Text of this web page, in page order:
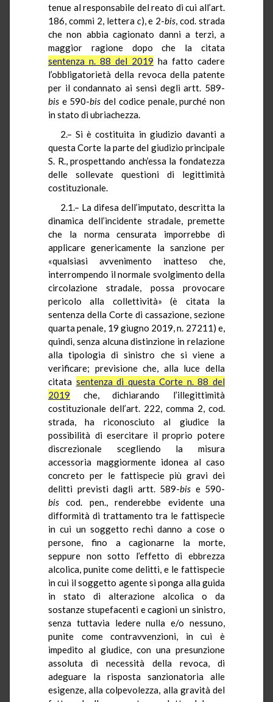
tenue al responsabile del reato di cui all’art.
186, commi 2, lettera c), e 2-bis, cod. strada
che non abbia cagionato danni a terzi, a
maggior ragione dopo che la citata
sentenza n. 88 del 2019 ha fatto cadere
l’obbligatorietà della revoca della patente
per il condannato ai sensi degli artt. 589-
bis e 590-bis del codice penale, purché non
in stato di ubriachezza.
2.– Si è costituita in giudizio davanti a
questa Corte la parte del giudizio principale
S. R., prospettando anch’essa la fondatezza
delle sollevate questioni di legittimità
costituzionale.
2.1.– La difesa dell’imputato, descritta la
dinamica dell’incidente stradale, premette
che la norma censurata imporrebbe di
applicare genericamente la sanzione per
«qualsiasi avvenimento inatteso che,
interrompendo il normale svolgimento della
circolazione stradale, possa provocare
pericolo alla collettività» (è citata la
sentenza della Corte di cassazione, sezione
quarta penale, 19 giugno 2019, n. 27211) e,
quindi, senza alcuna distinzione in relazione
alla tipologia di sinistro che si viene a
verificare; previsione che, alla luce della
citata sentenza di questa Corte n. 88 del
2019 che, dichiarando l’illegittimità
costituzionale dell’art. 222, comma 2, cod.
strada, ha riconosciuto al giudice la
possibilità di esercitare il proprio potere
discrezionale scegliendo la misura
accessoria maggiormente idonea al caso
concreto per le fattispecie più gravi dei
delitti previsti dagli artt. 589-bis e 590-
bis cod. pen., renderebbe evidente una
difformità di trattamento tra le fattispecie
in cui un soggetto rechi danno a cose o
persone, fino a cagionarne la morte,
seppure non sotto l’effetto di ebbrezza
alcolica, punite come delitti, e le fattispecie
in cui il soggetto agente si ponga alla guida
in stato di alterazione alcolica o da
sostanze stupefacenti e cagioni un sinistro,
senza tuttavia ledere nulla e/o nessuno,
punite come contravvenzioni, in cui è
impedito al giudice, con una presunzione
assoluta di necessità della revoca, di
adeguare la risposta sanzionatoria alle
esigenze, alla colpevolezza, alla gravità del